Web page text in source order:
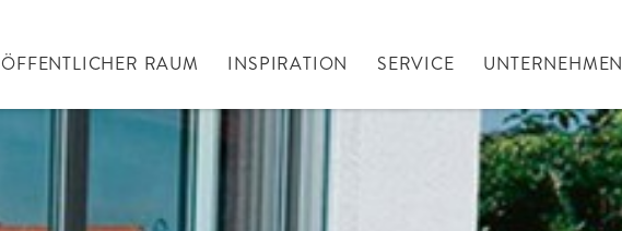
ÖFFENTLICHER RAUM INSPIRATION SERVICE UNTERNEHMEN